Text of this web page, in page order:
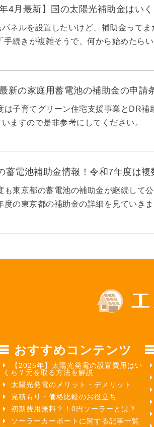
年4月最新】国の太陽光補助金はい
パネルを設置したいけど、補助金って
手続きが複雑そうで、何から始めたら
新の家庭用蓄電池の補助金の申請
は子育てグリーン住宅支援事業とDR
ますので是非参考にしてください。
蓄電池補助金情報！令和7年度は複
も東京都の蓄電池の補助金が継続して
度の東京都の補助金の詳細を見ていき
おすすめコンテンツ
【2025年】太陽光発電の設置費用はい
くら？元を取る方法を解説
太陽光発電のメリット・デメリット
見積もり・価格比較のお役立ち
初期費用無料？！0円ソーラーとは？
ソーラーカーポートに関する記事一覧